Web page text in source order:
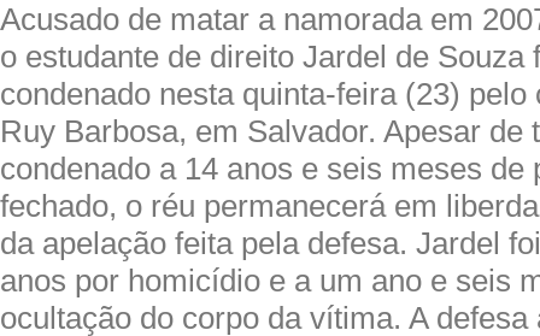
Acusado de matar a namorada em
o estudante de direito Jardel de Souza
condenado nesta quinta-feira (23)
Ruy Barbosa, em Salvador. Apesar de
condenado a 14 anos e seis meses de
fechado, o réu permanecerá em
da apelação feita pela defesa. Jardel
anos por homicídio e a um ano e seis
ocultação do corpo da vítima. A